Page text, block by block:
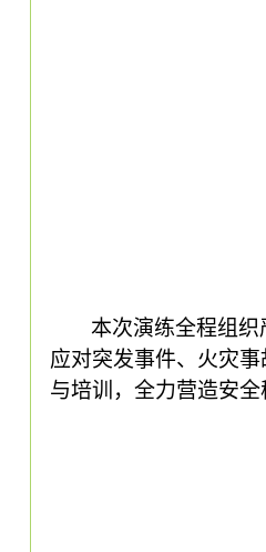
本次演练全程组
应对突发事件、火灾
与培训，全力营造安